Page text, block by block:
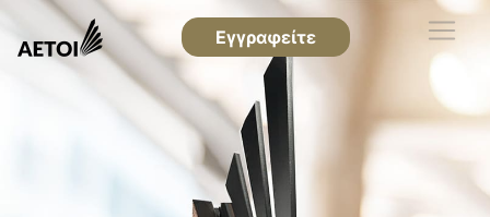
Εγγραφείτε